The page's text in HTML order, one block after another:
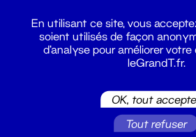
En utilisant ce site, vous
soient utilisés de façon
d'analyse pour améliorer
leGrandT.fr.
OK, tout
Tout refuser